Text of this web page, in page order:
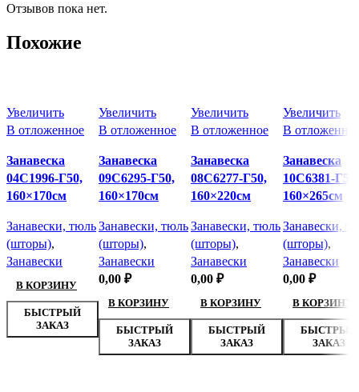
Отзывов пока нет.
Похожие
Увеличить
В отложенное
Занавеска
04С1996-Г50,
160×170см
Занавески, тюль
(шторы),
Занавески
В КОРЗИНУ
БЫСТРЫЙ
ЗАКАЗ
Увеличить
В отложенное
Занавеска
09С6295-Г50,
160×170см
Занавески, тюль
(шторы),
Занавески
0,00 ₽
В КОРЗИНУ
БЫСТРЫЙ
ЗАКАЗ
Увеличить
В отложенное
Занавеска
08С6277-Г50,
160×220см
Занавески, тюль
(шторы),
Занавески
0,00 ₽
В КОРЗИНУ
БЫСТРЫЙ
ЗАКАЗ
Увеличить
В
Занавеска
10С6381-Г50,
160×265см
Занавески,
(шторы),
Занавески
0,00 ₽
В КОРЗИНУ
БЫСТРЫЙ
ЗАКАЗ